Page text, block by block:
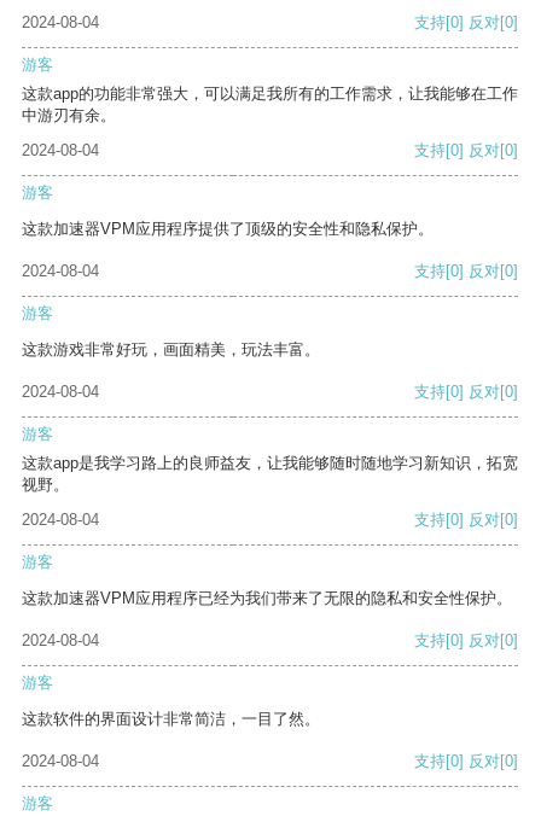
2024-08-04 支持[0] 反对[0]
游客
这款app的功能非常强大，可以满足我所有的工作需求，让我能够在工作
中游刃有余。
2024-08-04
支持[0] 反对[0]
游客
这款加速器VPM应用程序提供了顶级的安全性和隐私保护。
2024-08-04 支持[0] 反对[0]
游客
这款游戏非常好玩，画面精美，玩法丰富。
2024-08-04 支持[0] 反对[0]
游客
这款app是我学习路上的良师益友，让我能够随时随地学习新知识，拓宽
视野。
2024-08-04
支持[0] 反对[0]
游客
这款加速器VPM应用程序已经为我们带来了无限的隐私和安全性保护。
2024-08-04 支持[0] 反对[0]
游客
这款软件的界面设计非常简洁，一目了然。
2024-08-04 支持[0] 反对[0]
游客